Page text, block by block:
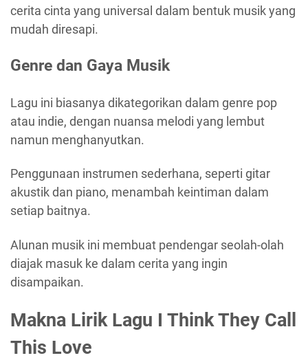
cerita cinta yang universal dalam bentuk musik yang
mudah diresapi.
Genre dan Gaya Musik
Lagu ini biasanya dikategorikan dalam genre pop
atau indie, dengan nuansa melodi yang lembut
namun menghanyutkan.
Penggunaan instrumen sederhana, seperti gitar
akustik dan piano, menambah keintiman dalam
setiap baitnya.
Alunan musik ini membuat pendengar seolah-olah
diajak masuk ke dalam cerita yang ingin
disampaikan.
Makna Lirik Lagu I Think They Call
This Love